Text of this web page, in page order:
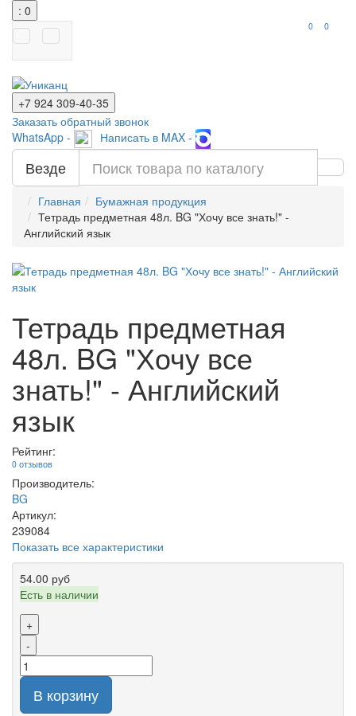
: 0
0 0
+7 924 309-40-35
Заказать обратный звонок
WhatsApp -
Написать в MAX -
Везде
Главная
Бумажная продукция
Тетрадь предметная 48л. BG "Хочу все знать!" -
Английский язык
Тетрадь предметная
48л. BG "Хочу все
знать!" - Английский
язык
Рейтинг:
0 отзывов
Производитель:
BG
Артикул:
239084
Показать все характеристики
54.00 руб
Есть в наличии
+
-
В корзину